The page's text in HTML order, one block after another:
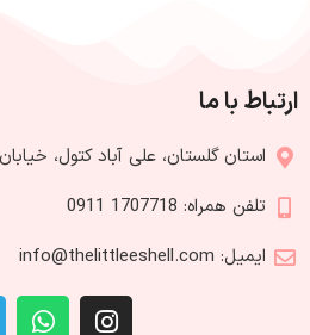
بخصوص پوست های کدر و کم آب
حجم : 250 میل ساخت کشور : کره
جنوبی
ارتباط با ما
استان گلستان، علی آباد کتول،
تلفن همراه: 1707718 0911
ایمیل: info@thelittleeshell.com